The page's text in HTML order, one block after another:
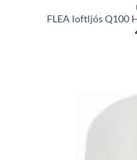
FLEA loftljós Q100